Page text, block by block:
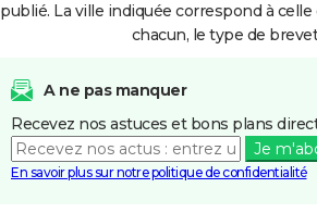
publié. La ville indiquée correspond à
chacun, le type de
A ne pas manquer
Recevez nos astuces et bons plans
Je
En savoir plus sur notre politique de confidentialité